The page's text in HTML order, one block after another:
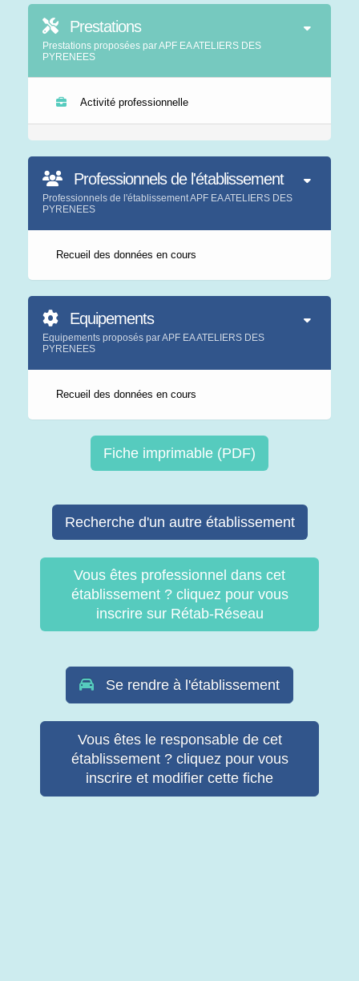
Prestations
Prestations proposées par APF EA ATELIERS DES
PYRENEES
Activité professionnelle
Professionnels de l'établissement
Professionnels de l'établissement APF EA ATELIERS DES
PYRENEES
Recueil des données en cours
Equipements
Equipements proposés par APF EA ATELIERS DES
PYRENEES
Recueil des données en cours
Fiche imprimable (PDF)
Recherche d'un autre établissement
Vous êtes professionnel dans cet
établissement ? cliquez pour vous
inscrire sur Rétab-Réseau
Se rendre à l'établissement
Vous êtes le responsable de cet
établissement ? cliquez pour vous
inscrire et modifier cette fiche